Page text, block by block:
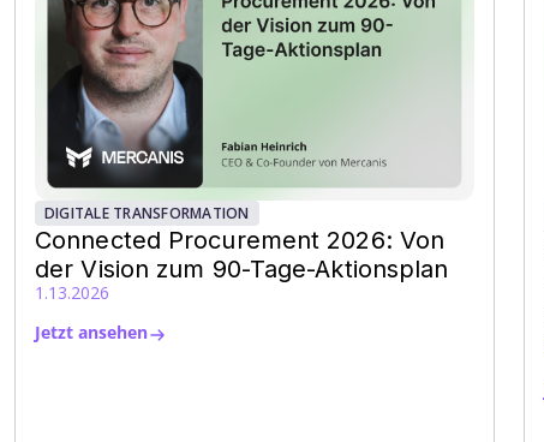
DIGITALE TRANSFORMATION
Connected Procurement 2026: Von
der Vision zum 90-Tage-Aktionsplan
1.13.2026
Jetzt ansehen